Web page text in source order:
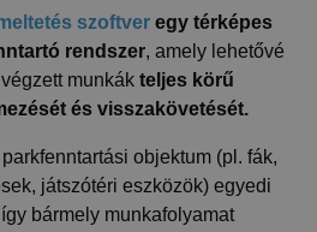
szoftver egy térképes
rendszer, amely lehetővé
munkákteljes körű
és visszakövetését.
objektum (pl. fák,
játszótéri eszközök) egyedi
bármely munkafolyamat